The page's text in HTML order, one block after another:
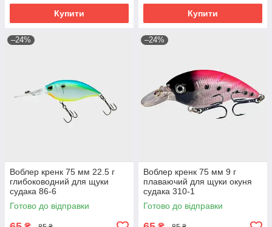
Купити Купити
–24%
Воблер кренк 75 мм 22.5 г
глибоководний для щуки
судака 86-6
Готово до відправки
–24%
Воблер кренк 75 мм 9 г
плаваючий для щуки окуня
судака 310-1
Готово до відправки